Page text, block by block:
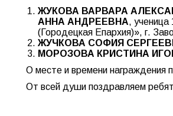
ЖУКОВА ВАРВАРА
АННА АНДРЕЕВНА, ученица
(Городецкая Епархия)», г.
ЖУЧКОВА СОФИЯ
МОРОЗОВА КРИСТИНА
О месте и времени награждения
От всей души поздравляем